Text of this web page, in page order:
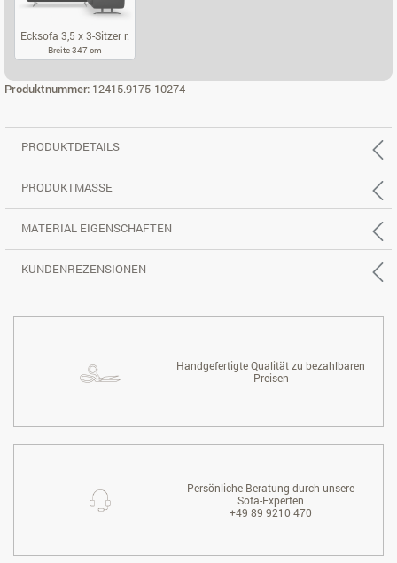
Ecksofa 3,5 x 3-Sitzer r.
Breite 347 cm
Produktnummer: 12415.9175-10274
PRODUKTDETAILS
PRODUKTMASSE
MATERIAL EIGENSCHAFTEN
KUNDENREZENSIONEN
Handgefertigte Qualität zu bezahlbaren
Preisen
Persönliche Beratung durch unsere
Sofa-Experten
+49 89 9210 470